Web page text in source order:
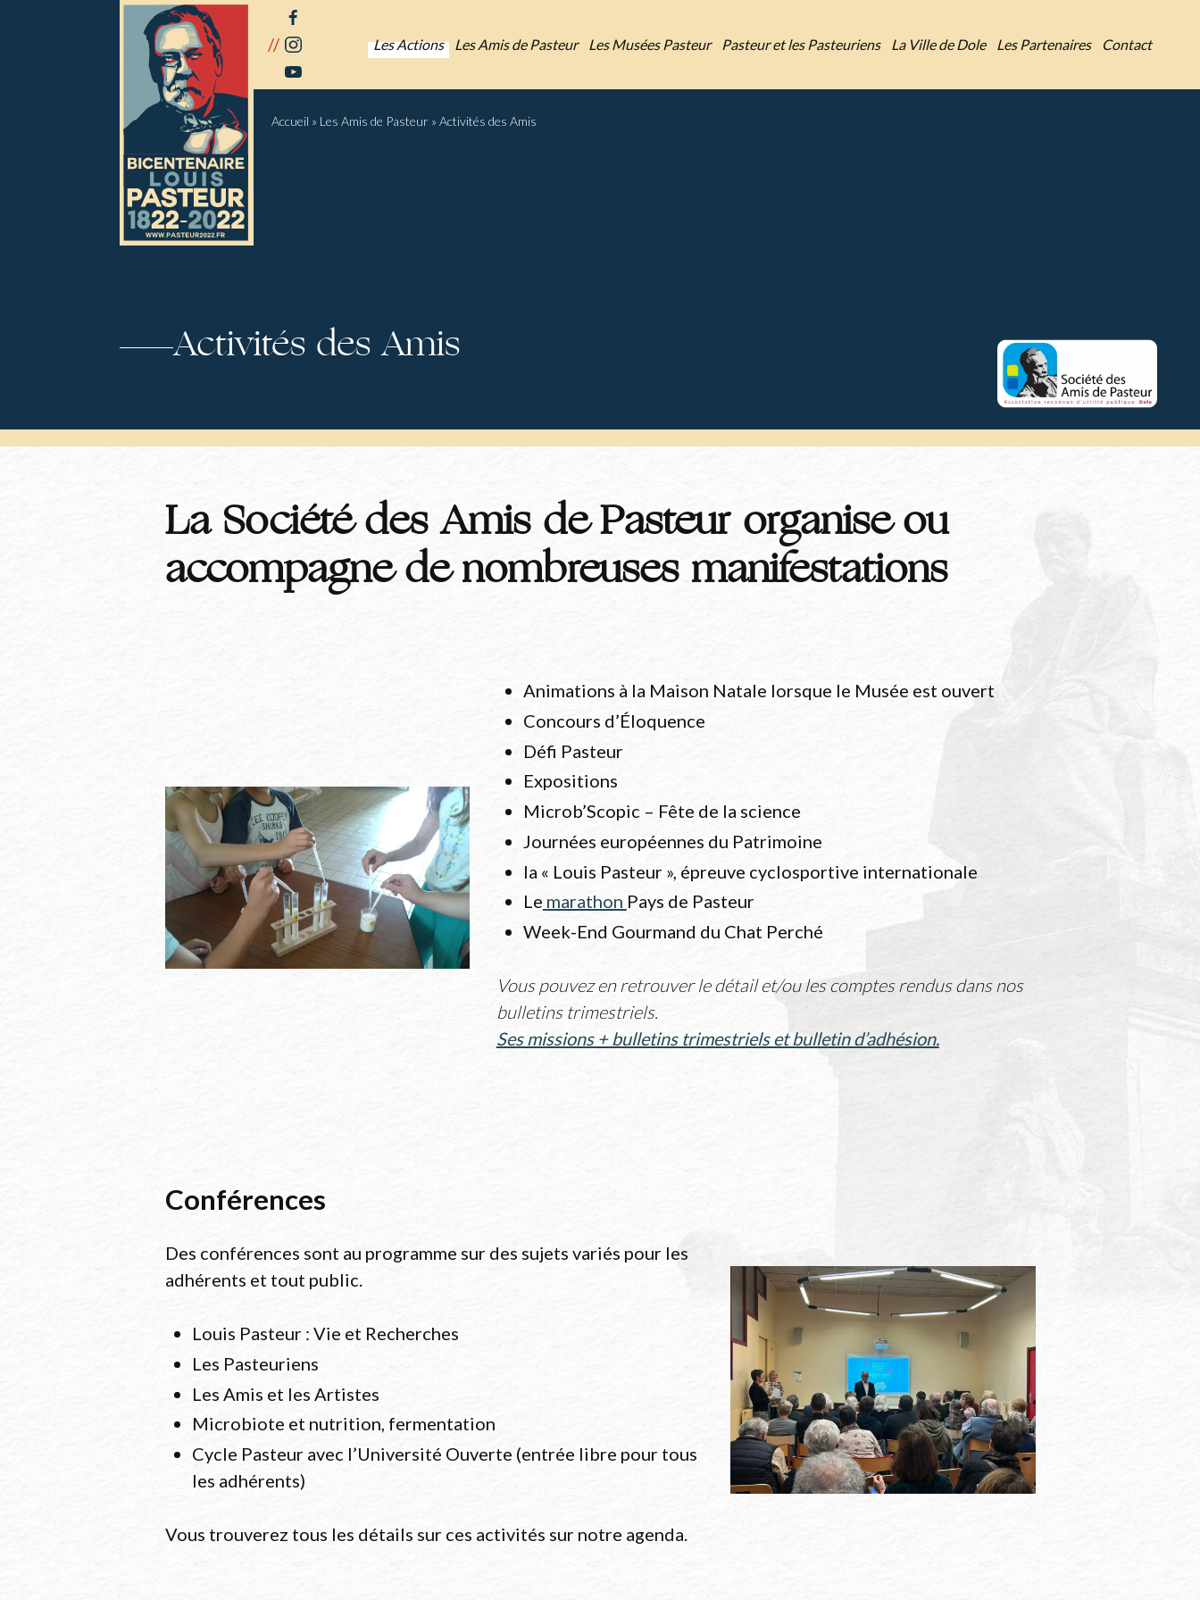
//
facebook
instagram
youtube
Les Actions Les Amis de Pasteur Les Musées Pasteur Pasteur et les Pasteuriens La Ville de Dole Les Partenaires Contact
Accueil » Les Amis de Pasteur »Activités des Amis
Activités des Amis
La Société des Amis de Pasteur organise ou
accompagne de nombreuses manifestations
Animations à la Maison Natale lorsque le Musée est ouvert
Concours d’Éloquence
Défi Pasteur
Expositions
Microb’Scopic – Fête de la science
Journées européennes du Patrimoine
la « Louis Pasteur », épreuve cyclosportive internationale
Le marathon Pays de Pasteur
Week-End Gourmand du Chat Perché
Vous pouvez en retrouver le détail et/ou les comptes rendus dans nos
bulletins trimestriels.
Ses missions + bulletins trimestriels et bulletin d’adhésion.
Conférences
Des conférences sont au programme sur des sujets variés pour les
adhérents et tout public.
Louis Pasteur : Vie et Recherches
Les Pasteuriens
Les Amis et les Artistes
Microbiote et nutrition, fermentation
Cycle Pasteur avec l’Université Ouverte (entrée libre pour tous
les adhérents)
Vous trouverez tous les détails sur ces activités sur notre agenda.
Panneau de gestion des cookies